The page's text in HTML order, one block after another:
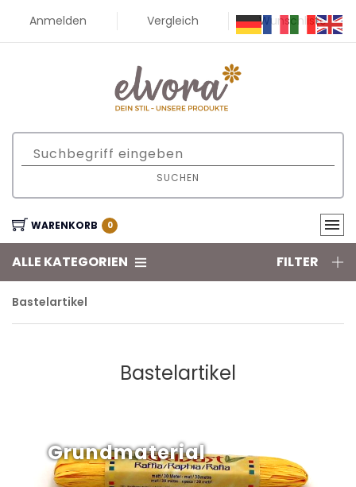
Anmelden Vergleich Wunschliste
SUCHEN
WARENKORB 0
ALLE KATEGORIEN FILTER
Bastelartikel
Bastelartikel
Grundmaterial